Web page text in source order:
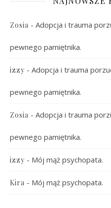
Zosia - Adopcja i trauma
pewnego pamiętnika.
izzy - Adopcja i trauma
pewnego pamiętnika.
Zosia - Adopcja i trauma
pewnego pamiętnika.
izzy - Mój mąż psychopata.
Kira - Mój mąż psychopata.